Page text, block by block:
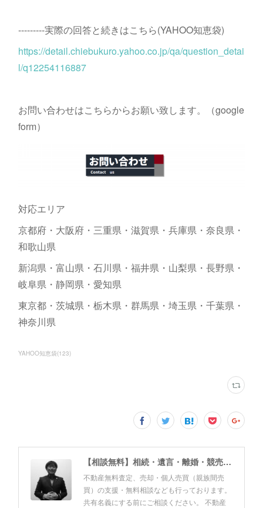
---------実際の回答と続きはこちら(YAHOO知恵袋)
https://detail.chiebukuro.yahoo.co.jp/qa/question_detai
l/q12254116887
お問い合わせはこちらからお願い致します。（google
form）
対応エリア
京都府・大阪府・三重県・滋賀県・兵庫県・奈良県・
和歌山県
新潟県・富山県・石川県・福井県・山梨県・長野県・
岐阜県・静岡県・愛知県
東京都・茨城県・栃木県・群馬県・埼玉県・千葉県・
神奈川県
YAHOO知恵袋(123)
【相談無料】相続・遺言・離婚・競売・風営法・民泊申請・個人売買 佐野友美行政書士事務所（静岡県富士市）
不動産無料査定、売却・個人売買（親族間売
買）の支援・無料相談なども行っております。
共有名義にする前にご相談ください。 不動産